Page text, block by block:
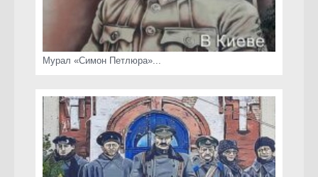
Мурал «Симон Петлюра»...